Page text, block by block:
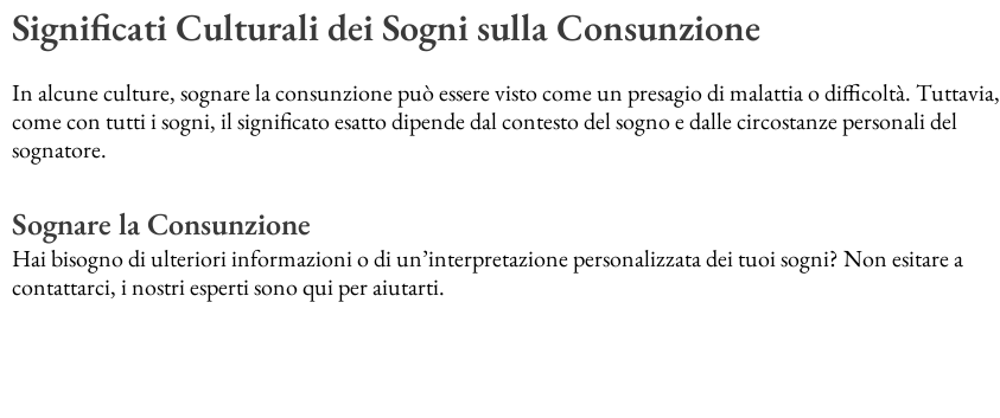
Significati Culturali dei Sogni sulla Consunzione
In alcune culture, sognare la consunzione può essere visto come un presagio di malattia o difficoltà. Tuttavia,
come con tutti i sogni, il significato esatto dipende dal contesto del sogno e dalle circostanze personali del
sognatore.
Sognare la Consunzione
Hai bisogno di ulteriori informazioni o di un’interpretazione personalizzata dei tuoi sogni? Non esitare a
contattarci, i nostri esperti sono qui per aiutarti.